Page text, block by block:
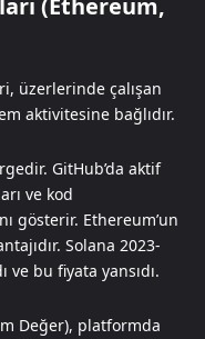
(Ethereum,
üzerlerinde çalışan
aktivitesine bağlıdır.
GitHub’da aktif
ve kod
gösterir. Ethereum’un
Solana 2023-
ve bu fiyata yansıdı.
Değer), platformda